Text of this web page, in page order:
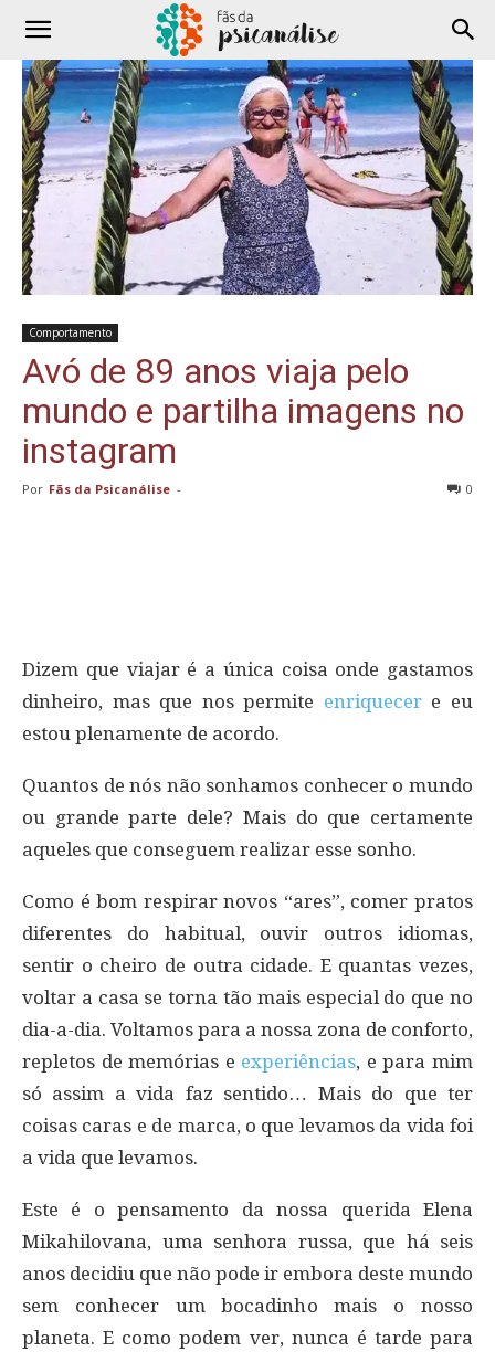
Comportamento
Avó de 89 anos viaja pelo
mundo e partilha imagens no
instagram
Por Fãs da Psicanálise - 0
Dizem que viajar é a única coisa onde gastamos
dinheiro, mas que nos permite enriquecere eu
estou plenamente de acordo.
Quantos de nós não sonhamos conhecer o mundo
ou grande parte dele? Mais do que certamente
aqueles que conseguem realizar esse sonho.
Como é bom respirar novos “ares”, comer pratos
diferentes do habitual, ouvir outros idiomas,
sentir o cheiro de outra cidade. E quantas vezes,
voltar a casa se torna tão mais especial do que no
dia-a-dia. Voltamos para a nossa zona de conforto,
repletos de memórias e experiências, e para mim
só assim a vida faz sentido… Mais do que ter
coisas caras e de marca, o que levamos da vida foi
a vida que levamos.
Este é o pensamento da nossa querida Elena
Mikahilovana, uma senhora russa, que há seis
anos decidiu que não pode ir embora deste mundo
sem conhecer um bocadinho mais o nosso
planeta. E como podem ver, nunca é tarde para